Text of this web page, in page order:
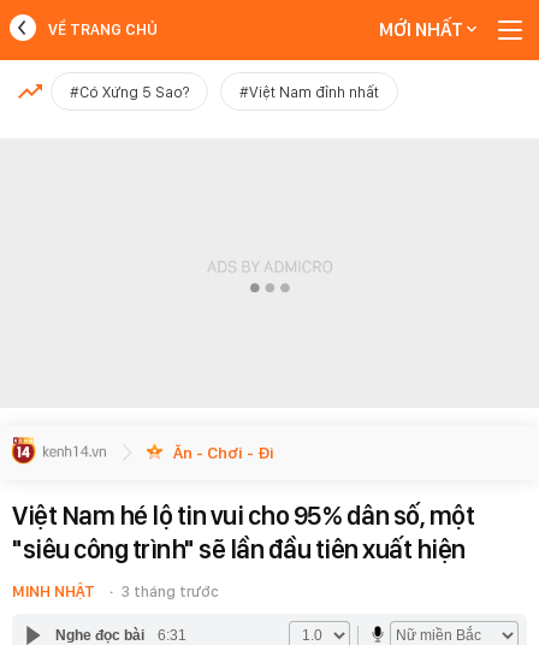
MỚI NHẤT
VỀ TRANG CHỦ MỚI NHẤT
#Có Xứng 5 Sao? #Việt Nam đỉnh nhất
Ăn - Chơi - Đi
Việt Nam hé lộ tin vui cho 95% dân số, một
"siêu công trình" sẽ lần đầu tiên xuất hiện
MINH NHẬT 3 tháng trước
Nghe đọc bài 6:31